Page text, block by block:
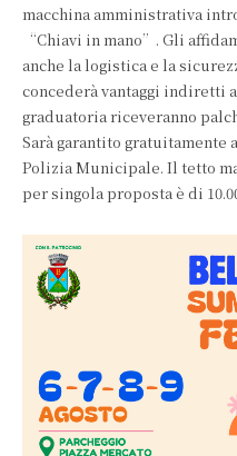
macchina amministrativa
“Chiavi in mano”. Gli
anche la logistica e la
concederà vantaggi indiretti
graduatoria riceveranno
Sarà garantito
Polizia Municipale. Il tetto
per singola proposta è di